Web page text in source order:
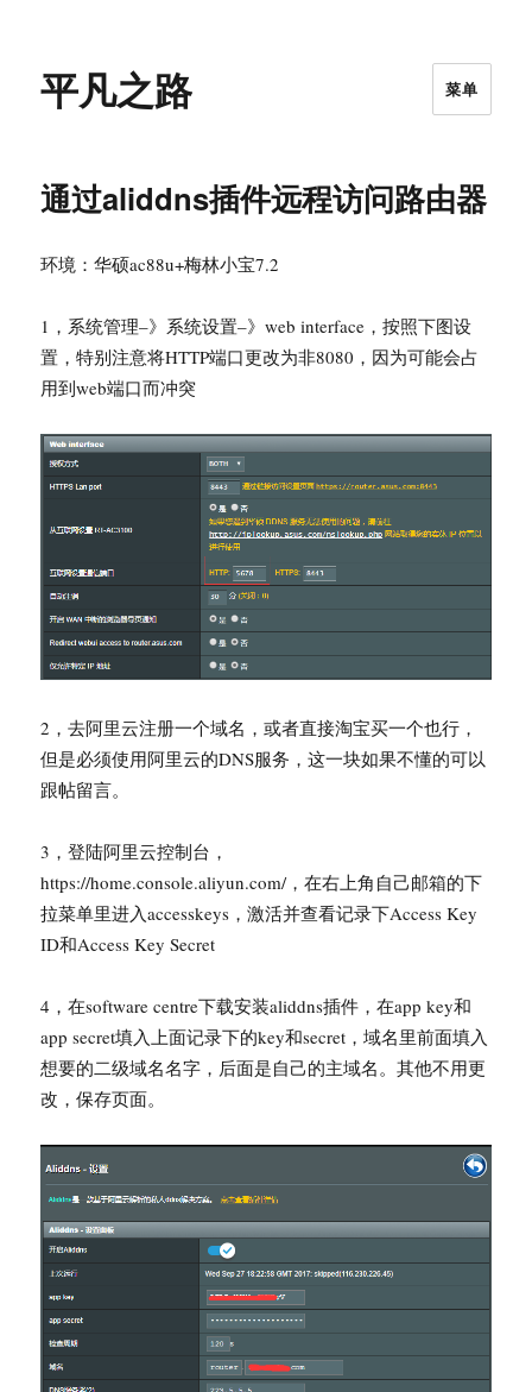
平凡之路 菜单
通过aliddns插件远程访问路由器
环境：华硕ac88u+梅林小宝7.2
1，系统管理–》系统设置–》web interface，按照下图设
置，特别注意将HTTP端口更改为非8080，因为可能会占
用到web端口而冲突
2，去阿里云注册一个域名，或者直接淘宝买一个也行，
但是必须使用阿里云的DNS服务，这一块如果不懂的可以
跟帖留言。
3，登陆阿里云控制台，
https://home.console.aliyun.com/，在右上角自己邮箱的下
拉菜单里进入accesskeys，激活并查看记录下Access Key
ID和Access Key Secret
4，在software centre下载安装aliddns插件，在app key和
app secret填入上面记录下的key和secret，域名里前面填入
想要的二级域名名字，后面是自己的主域名。其他不用更
改，保存页面。